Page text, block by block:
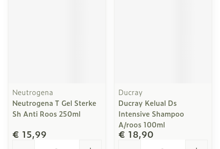
Neutrogena
Neutrogena T Gel Sterke
Sh Anti Roos 250ml
€ 15,99
Ducray
Ducray Kelual Ds
Intensive Shampoo
A/roos 100ml
€ 18,90